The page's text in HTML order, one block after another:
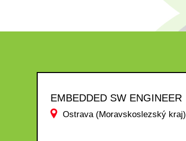
EMBEDDED SW ENGINEER
Ostrava (Moravskoslezský kraj)